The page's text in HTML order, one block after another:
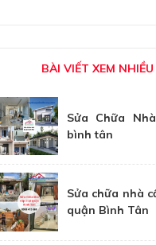
BÀI VIẾT XEM NHIỀU
Sửa Chữa
bình tân
Sửa chữa nhà
quận Bình Tân